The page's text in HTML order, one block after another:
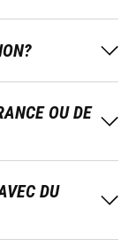
OU DE
DU